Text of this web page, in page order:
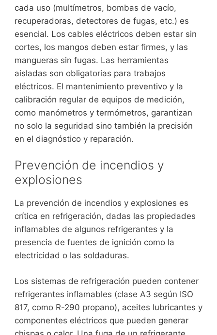
cada uso (multímetros, bombas de vacío,
recuperadoras, detectores de fugas, etc.) es
esencial. Los cables eléctricos deben estar sin
cortes, los mangos deben estar firmes, y las
mangueras sin fugas. Las herramientas
aisladas son obligatorias para trabajos
eléctricos. El mantenimiento preventivo y la
calibración regular de equipos de medición,
como manómetros y termómetros, garantizan
no solo la seguridad sino también la precisión
en el diagnóstico y reparación.
Prevención de incendios y
explosiones
La prevención de incendios y explosiones es
crítica en refrigeración, dadas las propiedades
inflamables de algunos refrigerantes y la
presencia de fuentes de ignición como la
electricidad o las soldaduras.
Los sistemas de refrigeración pueden contener
refrigerantes inflamables (clase A3 según ISO
817, como R-290 propano), aceites lubricantes y
componentes eléctricos que pueden generar